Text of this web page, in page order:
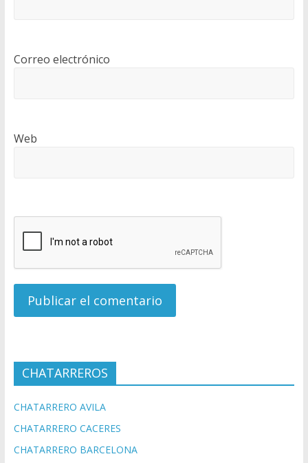
Correo electrónico
Web
CHATARREROS
CHATARRERO AVILA
CHATARRERO CACERES
CHATARRERO BARCELONA